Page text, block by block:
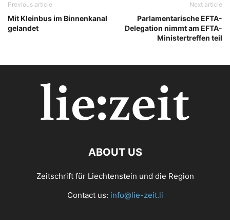
Previous article
Mit Kleinbus im Binnenkanal
gelandet
Next article
Parlamentarische EFTA-
Delegation nimmt am EFTA-
Ministertreffen teil
ABOUT US
Zeitschrift für Liechtenstein und die Region
Contact us: info@lie-zeit.li